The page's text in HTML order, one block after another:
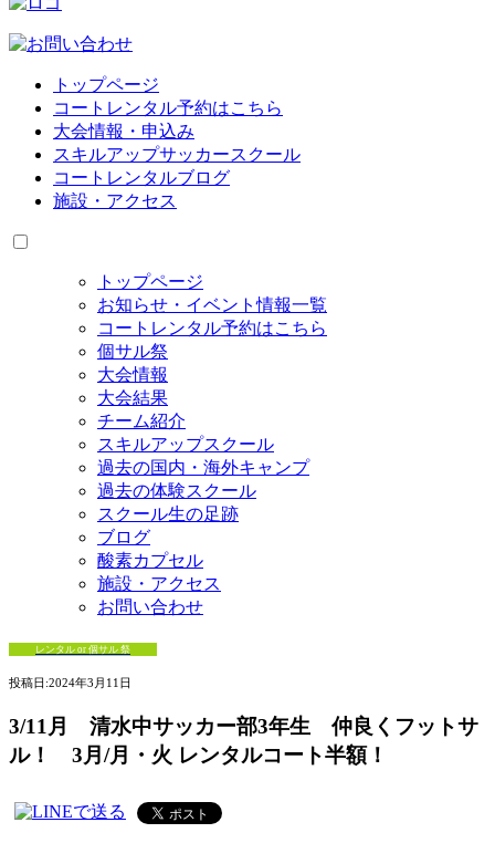
トップページ
コートレンタル予約はこちら
大会情報・申込み
スキルアップサッカースクール
コートレンタルブログ
施設・アクセス
トップページ
お知らせ・イベント情報一覧
コートレンタル予約はこちら
個サル祭
大会情報
大会結果
チーム紹介
スキルアップスクール
過去の国内・海外キャンプ
過去の体験スクール
スクール生の足跡
ブログ
酸素カプセル
施設・アクセス
お問い合わせ
レンタル or 個サル 祭
投稿日:2024年3月11日
3/11月 清水中サッカー部3年生 仲良くフットサ
ル！ 3月/月・火 レンタルコート半額！